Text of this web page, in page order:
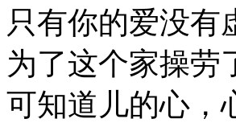
只有你的爱没有
为了这个家操劳
可知道儿的心，